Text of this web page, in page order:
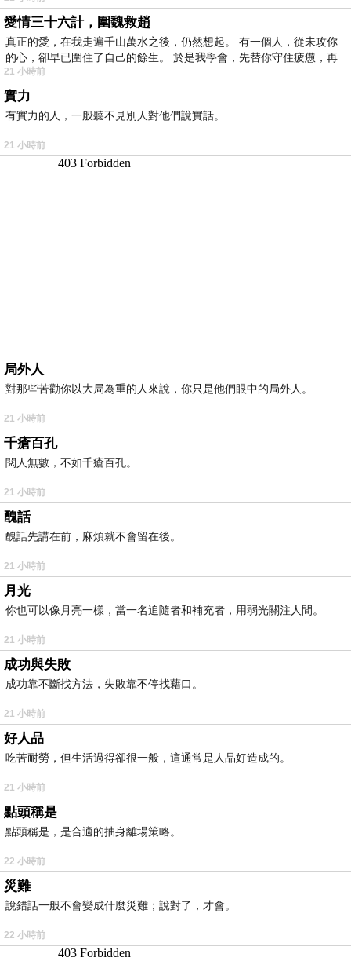
愛情三十六計，圍魏救趙
真正的愛，在我走遍千山萬水之後，仍然想起。 有一個人，從未攻你
的心，卻早已圍住了自己的餘生。 於是我學會，先替你守住疲憊，再
21 小時前
實力
有實力的人，一般聽不見別人對他們說實話。
21 小時前
局外人
對那些苦勸你以大局為重的人來說，你只是他們眼中的局外人。
21 小時前
千瘡百孔
閱人無數，不如千瘡百孔。
21 小時前
醜話
醜話先講在前，麻煩就不會留在後。
21 小時前
月光
你也可以像月亮一樣，當一名追隨者和補充者，用弱光關注人間。
21 小時前
成功與失敗
成功靠不斷找方法，失敗靠不停找藉口。
21 小時前
好人品
吃苦耐勞，但生活過得卻很一般，這通常是人品好造成的。
21 小時前
點頭稱是
點頭稱是，是合適的抽身離場策略。
22 小時前
災難
說錯話一般不會變成什麼災難；說對了，才會。
22 小時前